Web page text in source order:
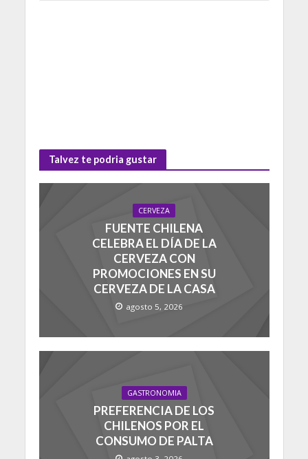
Talvez te podria gustar
CERVEZA
FUENTE CHILENA
CELEBRA EL DÍA DE LA
CERVEZA CON
PROMOCIONES EN SU
CERVEZA DE LA CASA
agosto 5, 2026
GASTRONOMIA
PREFERENCIA DE LOS
CHILENOS POR EL
CONSUMO DE PALTA